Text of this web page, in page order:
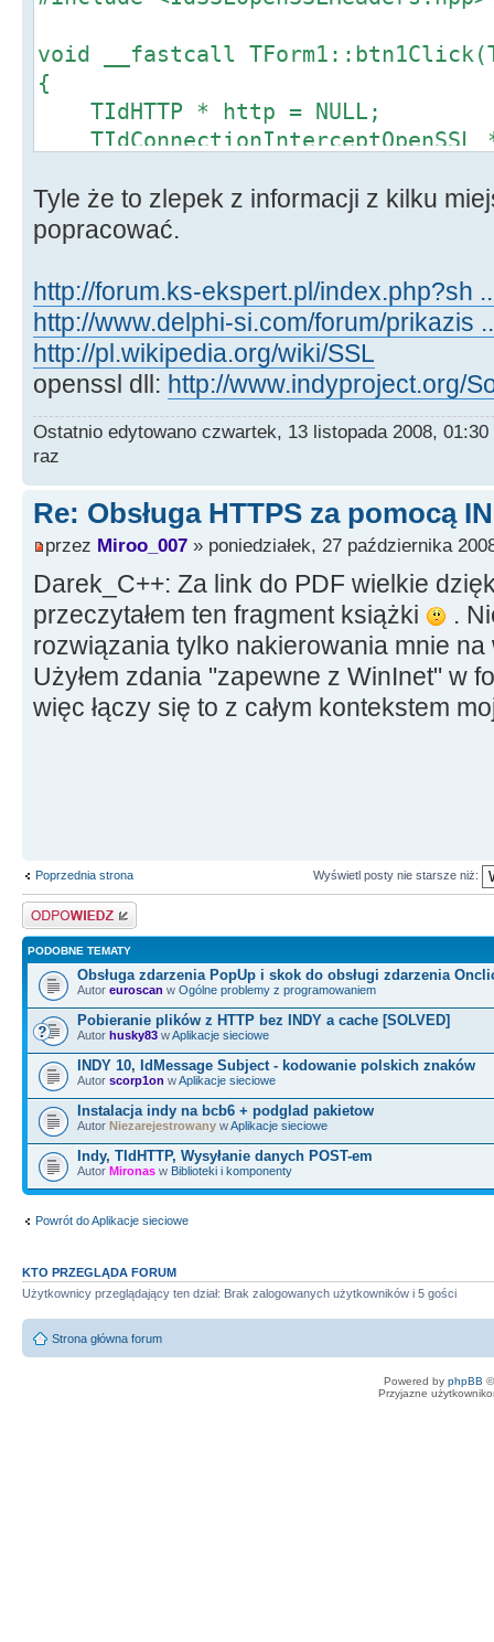
void __fastcall
{
TIdHTTP * http = NULL;
TIdConnectionInterceptOpenSSL
{
http = new TIdHTTP(NULL);
// http->HandleRedirects
AnsiString
adres("https://
ciossl->SSLOptions->Method
//sslvSSLv2;
ciossl->SSLOptions->Mode =
sslmUnassigned;
http->Intercept = ciossl;
Memo1->Text = http-
}
__finally
{
delete http;
Tyle że to zlepek z informacji z kilku
popracować.
http://forum.ks-ekspert.pl/index.php?sh
http://www.delphi-si.com/forum/prikazis
http://pl.wikipedia.org/wiki/SSL
openssl dll: http://www.indyproject.org/
Ostatnio edytowano czwartek, 13 listopada 2008,
raz
Re: Obsługa HTTPS za pomocą
przez Miroo_007 » poniedziałek, 27 października
Darek_C++: Za link do PDF wielkie
przeczytałem ten fragment książki
.
rozwiązania tylko nakierowania mnie na
Użyłem zdania "zapewne z WinInet" w
więc łączy się to z całym kontekstem
Poprzednia strona Wyświetl posty nie starsze niż:
Odpowiedz
PODOBNE TEMATY
Obsługa zdarzenia PopUp i skok do obsługi zdarzenia
Autor euroscan w Ogólne problemy z programowaniem
Pobieranie plików z HTTP bez INDY a cache [SOLVED]
Autor husky83 wAplikacje sieciowe
INDY 10, IdMessage Subject - kodowanie polskich znaków
Autor scorp1on wAplikacje sieciowe
Instalacja indy na bcb6 + podglad pakietow
Autor Niezarejestrowany wAplikacje sieciowe
Indy, TIdHTTP, Wysyłanie danych POST-em
Autor Mironas w Biblioteki i komponenty
Powrót do Aplikacje sieciowe
KTO PRZEGLĄDA FORUM
Użytkownicy przeglądający ten dział: Brak zalogowanych użytkowników i 5 gości
Strona główna forum
Powered by phpBB
Przyjazne